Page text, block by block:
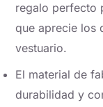
regalo perfecto
que aprecie los
vestuario.
El material de
durabilidad y